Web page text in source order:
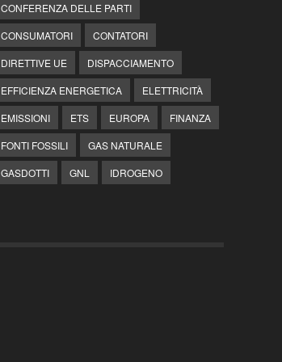
CONFERENZA DELLE PARTI
CONSUMATORI
CONTATORI
DIRETTIVE UE
DISPACCIAMENTO
EFFICIENZA ENERGETICA
ELETTRICITÀ
EMISSIONI
ETS EUROPA
FINANZA
FONTI FOSSILI
GAS NATURALE
GASDOTTI
GNL IDROGENO